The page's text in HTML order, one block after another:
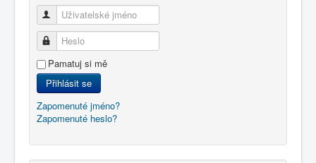
Uživatelské jméno
Heslo
Pamatuj si mě
Přihlásit se
Zapomenuté jméno?
Zapomenuté heslo?